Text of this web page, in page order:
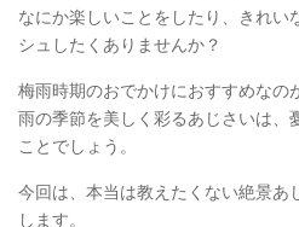
なにか楽しいことをしたり、きれい
シュしたくありませんか？
梅雨時期のおでかけにおすすめなの
雨の季節を美しく彩るあじさいは、
ことでしょう。
今回は、本当は教えたくない絶景あ
します。